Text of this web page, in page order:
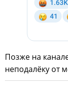
Позже на
неподалёку от